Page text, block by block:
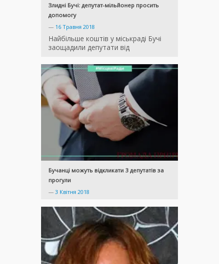
Злидні Бучі: депутат-мільйонер просить
допомогу
— 16 Травня 2018
Найбільше коштів у міськраді Бучі
заощадили депутати від
Бучанці можуть відкликати 3 депутатів за
прогули
— 3 Квітня 2018